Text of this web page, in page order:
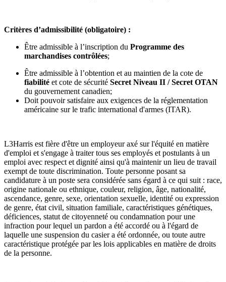
Critères d’admissibilité (obligatoire) :
Être admissible à l’inscription du Programme des
marchandises contrôlées;
Être admissible à l’obtention et au maintien de la cote de
fiabilité et cote de sécurité Secret Niveau II / Secret OTAN
du gouvernement canadien;
Doit pouvoir satisfaire aux exigences de la réglementation
américaine sur le trafic international d'armes (ITAR).
L3Harris est fière d'être un employeur axé sur l'équité en matière
d'emploi et s'engage à traiter tous ses employés et postulants à un
emploi avec respect et dignité ainsi qu'à maintenir un lieu de travail
exempt de toute discrimination. Toute personne posant sa
candidature à un poste sera considérée sans égard à ce qui suit : race,
origine nationale ou ethnique, couleur, religion, âge, nationalité,
ascendance, genre, sexe, orientation sexuelle, identité ou expression
de genre, état civil, situation familiale, caractéristiques génétiques,
déficiences, statut de citoyenneté ou condamnation pour une
infraction pour lequel un pardon a été accordé ou à l'égard de
laquelle une suspension du casier a été ordonnée, ou toute autre
caractéristique protégée par les lois applicables en matière de droits
de la personne.